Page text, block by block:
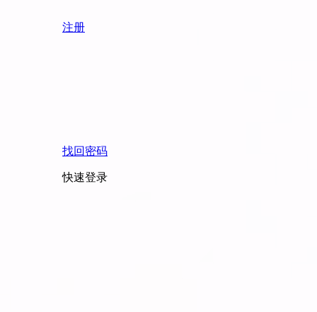
注册
找回密码
快速登录